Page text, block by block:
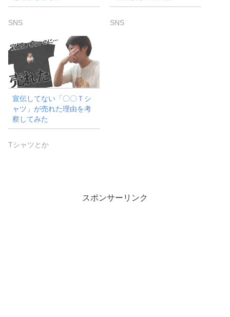
SNS SNS
宣伝してない「〇〇Ｔシ
ャツ」が売れた理由を考
察してみた
Tシャツとか
スポンサーリンク